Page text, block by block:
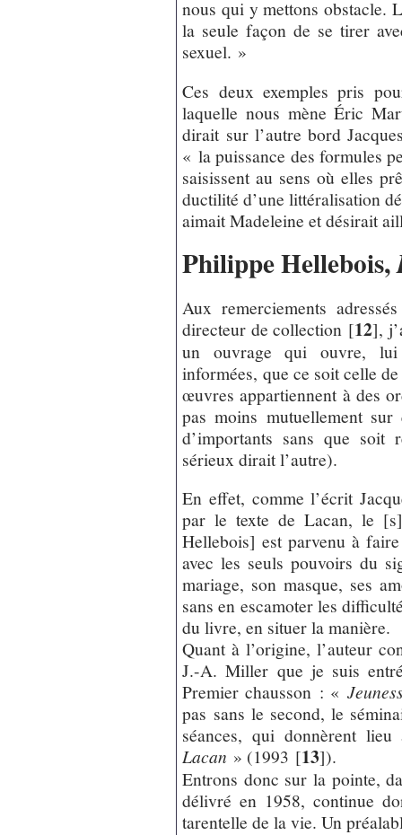
nous qui y mettons obstacle.
la seule façon de se tirer
sexuel. »
Ces deux exemples pris
laquelle nous mène Éric
dirait sur l’autre bord
« la puissance des formules
saisissent au sens où elles
ductilité d’une littéralisation
aimait Madeleine et désirait
Philippe Hellebois,
Aux remerciements
directeur de collection [12],
un ouvrage qui ouvre,
informées, que ce soit celle
œuvres appartiennent à des
pas moins mutuellement
d’importants sans que soit
sérieux dirait l’autre).
En effet, comme l’écrit
par le texte de Lacan, le
Hellebois] est parvenu à
avec les seuls pouvoirs du
mariage, son masque, ses
sans en escamoter les
du livre, en situer la manière.
Quant à l’origine, l’auteur
J.-A. Miller que je suis
Premier chausson : «
pas sans le second, le
séances, qui donnèrent
Lacan » (1993 [13]).
Entrons donc sur la pointe,
délivré en 1958, continue
tarentelle de la vie. Un